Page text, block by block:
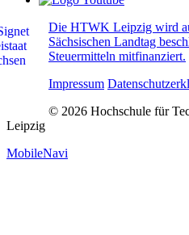
Die HTWK Leipzig wird
Sächsischen Landtag
Steuermitteln mitfinanziert.
Impressum
© 2026 Hochschule für
Leipzig
MobileNavi